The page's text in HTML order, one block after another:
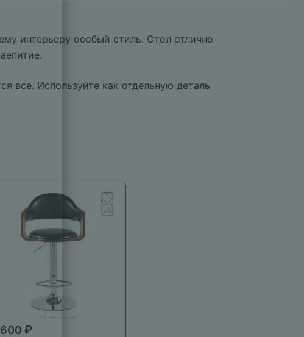
интерьеру особый стиль. Стол отлично
все. Используйте как отдельную деталь
₽